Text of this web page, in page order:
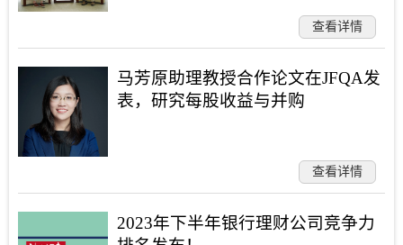
查看详情
马芳原助理教授合作论文在JFQA发
表，研究每股收益与并购
查看详情
2023年下半年银行理财公司竞争力